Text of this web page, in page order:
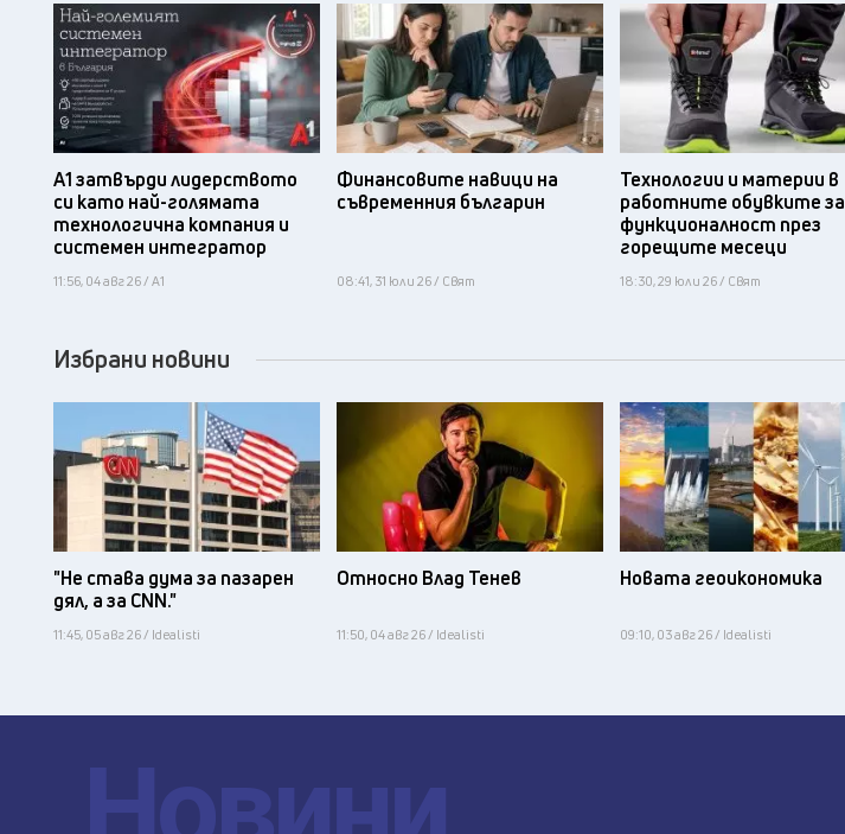
А1 затвърди лидерството
си като най-голямата
технологична компания и
системен интегратор
11:56, 04 авг 26 / А1
Финансовите навици на
съвременния българин
08:41, 31 юли 26 / Свят
Технологии и материи в
работните обувките за
функционалност през
горещите месеци
18:30, 29 юли 26 / Свят
Избрани новини
"Не става дума за пазарен
дял, а за CNN."
11:45, 05 авг 26 / Idealisti
Относно Влад Тенев
11:50, 04 авг 26 / Idealisti
Новата геоикономика
09:10, 03 авг 26 / Idealisti